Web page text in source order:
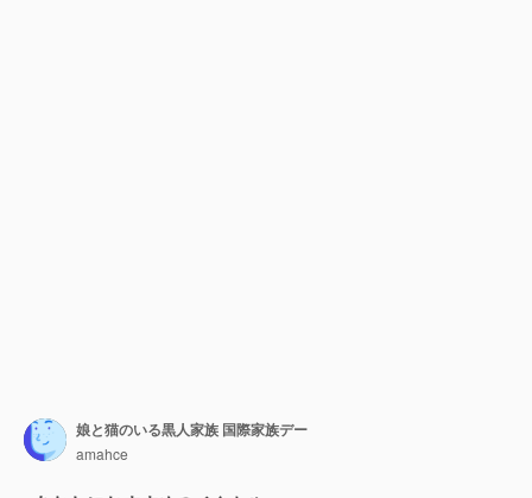
娘と猫のいる黒人家族 国際家族デー
amahce